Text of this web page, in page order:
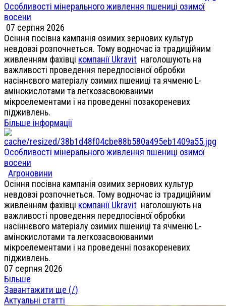
Особливості мінерального живлення пшениці озимої
восени
07 серпня 2026
Осіння посівна кампанія озимих зернових культур
невдовзі розпочнеться. Тому водночас із традиційним
живленням фахівці компанії Ukravit наголошують на
важливості проведення передпосівної обробки
насіннєвого матеріалу озимих пшениці та ячменю L-
амінокислотами та легкозасвоюваними
мікроелементами і на проведенні позакореневих
підживлень.
Більше інформації
Особливості мінерального живлення пшениці озимої
восени
Агроновини
Осіння посівна кампанія озимих зернових культур
невдовзі розпочнеться. Тому водночас із традиційним
живленням фахівці компанії Ukravit наголошують на
важливості проведення передпосівної обробки
насіннєвого матеріалу озимих пшениці та ячменю L-
амінокислотами та легкозасвоюваними
мікроелементами і на проведенні позакореневих
підживлень.
07 серпня 2026
Більше
Завантажити ще (/)
Актуальні статті